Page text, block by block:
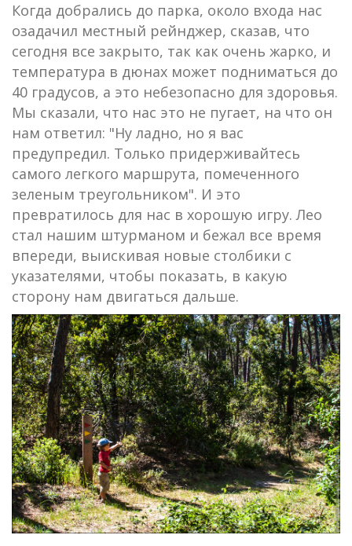
Когда добрались до парка, около входа нас
озадачил местный рейнджер, сказав, что
сегодня все закрыто, так как очень жарко, и
температура в дюнах может подниматься до
40 градусов, а это небезопасно для здоровья.
Мы сказали, что нас это не пугает, на что он
нам ответил: "Ну ладно, но я вас
предупредил. Только придерживайтесь
самого легкого маршрута, помеченного
зеленым треугольником". И это
превратилось для нас в хорошую игру. Лео
стал нашим штурманом и бежал все время
впереди, выискивая новые столбики с
указателями, чтобы показать, в какую
сторону нам двигаться дальше.